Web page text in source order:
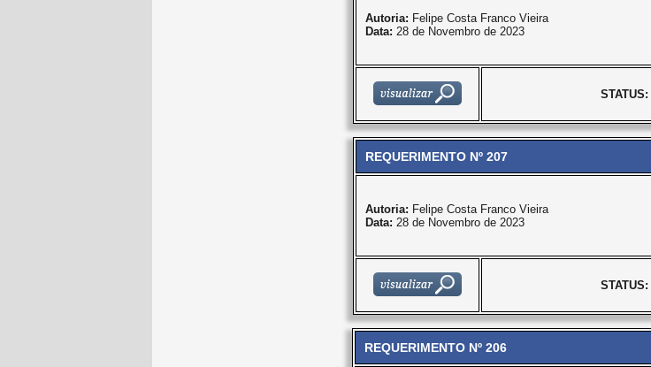
Autoria: Felipe Costa Franco Vieira
Data: 28 de Novembro de 2023
STATUS:
REQUERIMENTO Nº 207
Autoria: Felipe Costa Franco Vieira
Data: 28 de Novembro de 2023
STATUS:
REQUERIMENTO Nº 206